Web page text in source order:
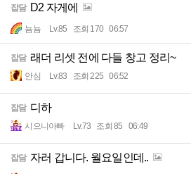
잡담 D2 자게에
뇸뇸 Lv.85 조회 170 06:57
잡담 래더 리셋 전에 다들 창고 정리~
안심 Lv.83 조회 225 06:52
잡담 디하
시으니아빠 Lv.73 조회 85 06:49
잡담 자러 갑니다. 월요일인데..